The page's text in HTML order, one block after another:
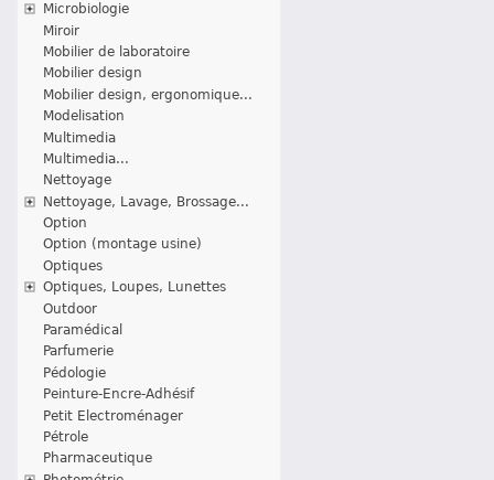
Microbiologie
Miroir
Mobilier de laboratoire
Mobilier design
Mobilier design, ergonomique...
Modelisation
Multimedia
Multimedia...
Nettoyage
Nettoyage, Lavage, Brossage...
Option
Option (montage usine)
Optiques
Optiques, Loupes, Lunettes
Outdoor
Paramédical
Parfumerie
Pédologie
Peinture-Encre-Adhésif
Petit Electroménager
Pétrole
Pharmaceutique